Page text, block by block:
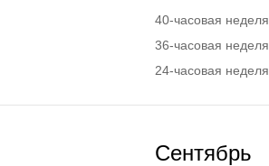
40-часовая неделя
36-часовая неделя
24-часовая неделя
Сентябрь